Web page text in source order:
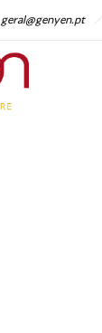
geral@genyen.pt